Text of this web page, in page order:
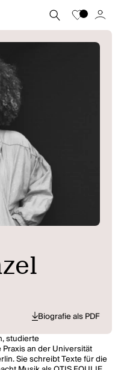
Biografie als PDF
studierte
an der Universität
Sie schreibt Texte für die